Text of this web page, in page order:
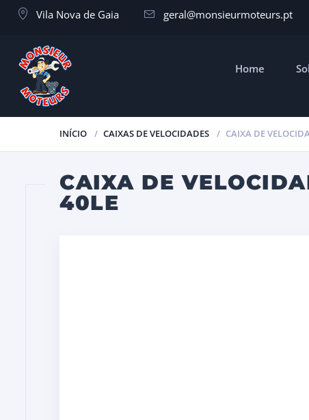
Vila Nova de Gaia geral@monsieurmoteurs.pt
Home
INÍCIO CAIXAS DE VELOCIDADES CAIXA DE
CAIXA DE
40LE